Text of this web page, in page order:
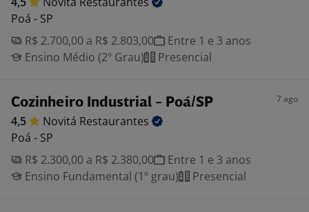
Poá - SP
R$ 2.700,00 a R$ 2.803,00
Entre 1 e 3 anos
Ensino Médio (2º Grau)
Presencial
Cozinheiro Industrial - Poá/SP 7 ago
4,5 Novitá Restaurantes
Poá - SP
R$ 2.300,00 a R$ 2.380,00
Entre 1 e 3 anos
Ensino Fundamental (1º grau)
Presencial